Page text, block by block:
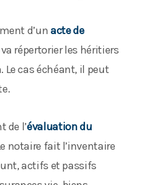
d’un acte de
répertorier les héritiers
Le cas échéant, il peut
de l’évaluation du
notaire fait l’inventaire
actifs et passifs